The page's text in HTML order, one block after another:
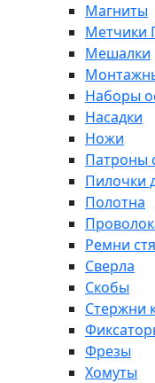
Магниты
Метчики
Мешалки
Наборы
Насадки
Ножи
Патроны
Пилочки
Полотна
Ремни
Сверла
Скобы
Стержни
Фрезы
Хомуты